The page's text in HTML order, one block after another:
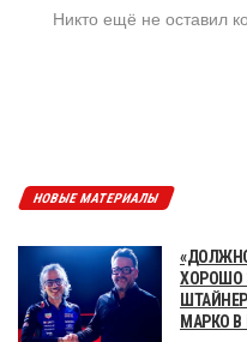
Никто ещё не оставил
НОВЫЕ МАТЕРИАЛЫ
ХОРОШО
МАРКО В